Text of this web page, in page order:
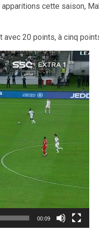
cette saison,
20 points, à cinq
00:09